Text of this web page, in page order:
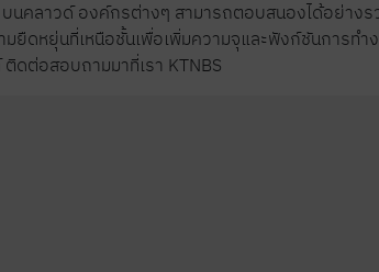
บนคลาวด์ องค์กรต่างๆ สามารถตอบสนองได้อย่า
ยืดหยุ่นที่เหนือชั้นเพื่อเพิ่มความจุและฟังก์ชันการท
ดต่อสอบถามมาที่เรา KTNBS